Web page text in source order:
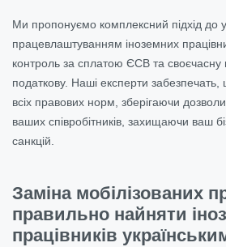
Ми пропонуємо комплексний підхід до
працевлаштуванням іноземних
контроль за сплатою ЄСВ та своєчасну
податкову. Наші експерти
всіх правових норм, зберігаючи
ваших співробітників, захищаючи ваш
санкцій.
Заміна мобілізованих
правильно найняти
працівників